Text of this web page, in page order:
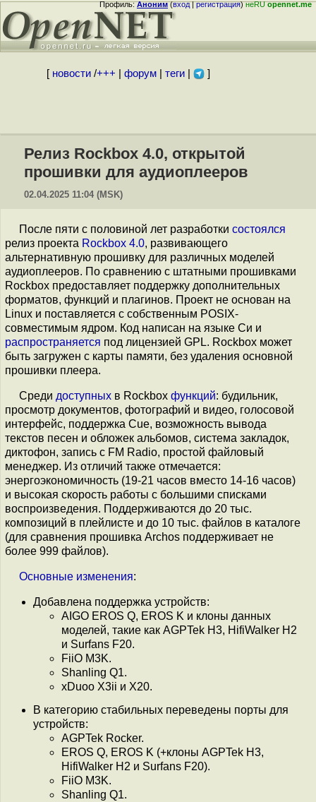
Профиль:Аноним(вход|регистрация)неRUopennet.me
[ новости/+++ форум| теги| ]
Релиз Rockbox 4.0, открытой
прошивки для аудиоплееров
02.04.2025 11:04 (MSK)
После пяти с половиной лет разработки состоялся
релиз проекта Rockbox 4.0, развивающего
альтернативную прошивку для различных моделей
аудиоплееров. По сравнению с штатными прошивками
Rockbox предоставляет поддержку дополнительных
форматов, функций и плагинов. Проект не основан на
Linux и поставляется с собственным POSIX-
совместимым ядром. Код написан на языке Си и
распространяется под лицензией GPL. Rockbox может
быть загружен с карты памяти, без удаления основной
прошивки плеера.
Среди доступных в Rockbox функций: будильник,
просмотр документов, фотографий и видео, голосовой
интерфейс, поддержка Cue, возможность вывода
текстов песен и обложек альбомов, система закладок,
диктофон, запись с FM Radio, простой файловый
менеджер. Из отличий также отмечается:
энергоэкономичность (19-21 часов вместо 14-16 часов)
и высокая скорость работы с большими списками
воспроизведения. Поддерживаются до 20 тыс.
композиций в плейлисте и до 10 тыс. файлов в каталоге
(для сравнения прошивка Archos поддерживает не
более 999 файлов).
Основные изменения:
Добавлена поддержка устройств:
AIGO EROS Q, EROS K и клоны данных
моделей, такие как AGPTek H3, HifiWalker H2
и Surfans F20.
FiiO M3K.
Shanling Q1.
xDuoo X3ii и X20.
В категорию стабильных переведены порты для
устройств:
AGPTek Rocker.
EROS Q, EROS K (+клоны AGPTek H3,
HifiWalker H2 и Surfans F20).
FiiO M3K.
Shanling Q1.